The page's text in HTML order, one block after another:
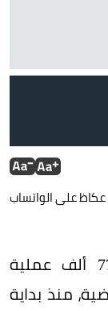
والعقارات
عكاظ على الواتساب
كشفت وزارة العدل، إجراء نحو 770 ألف عملية
منذ بداية